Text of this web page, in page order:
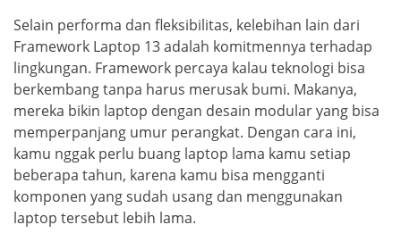
Selain performa dan fleksibilitas, kelebihan lain dari
Framework Laptop 13 adalah komitmennya terhadap
lingkungan. Framework percaya kalau teknologi bisa
berkembang tanpa harus merusak bumi. Makanya,
mereka bikin laptop dengan desain modular yang bisa
memperpanjang umur perangkat. Dengan cara ini,
kamu nggak perlu buang laptop lama kamu setiap
beberapa tahun, karena kamu bisa mengganti
komponen yang sudah usang dan menggunakan
laptop tersebut lebih lama.